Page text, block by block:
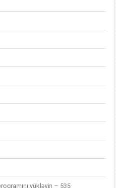
yükləyin – 535